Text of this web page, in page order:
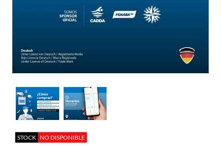
STOCK NO DISPONIBLE